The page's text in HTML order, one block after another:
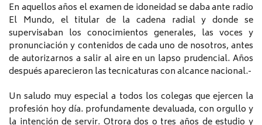
En aquellos años el examen de idoneidad se daba ante radio
El Mundo, el titular de la cadena radial y donde se
supervisaban los conocimientos generales, las voces y
pronunciación y contenidos de cada uno de nosotros, antes
de autorizarnos a salir al aire en un lapso prudencial. Años
después aparecieron las tecnicaturas con alcance nacional.-
Un saludo muy especial a todos los colegas que ejercen la
profesión hoy día. profundamente devaluada, con orgullo y